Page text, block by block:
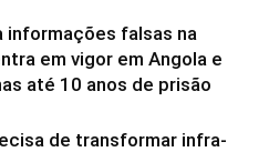
informações falsas na
em vigor em Angola e
até 10 anos de prisão
de transformar infra-